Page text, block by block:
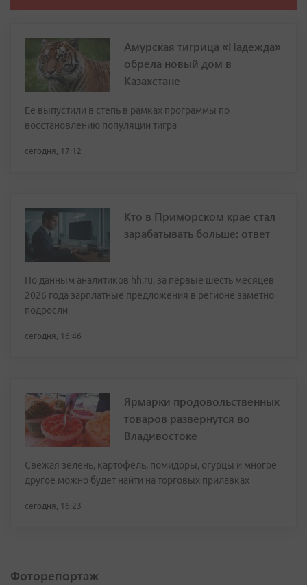
Амурская тигрица «Надежда»
обрела новый дом в
Казахстане
Ее выпустили в степь в рамках программы по
восстановлению популяции тигра
сегодня, 17:12
Кто в Приморском крае стал
зарабатывать больше: ответ
По данным аналитиков hh.ru, за первые шесть месяцев
2026 года зарплатные предложения в регионе заметно
подросли
сегодня, 16:46
Ярмарки продовольственных
товаров развернутся во
Владивостоке
Свежая зелень, картофель, помидоры, огурцы и многое
другое можно будет найти на торговых прилавках
сегодня, 16:23
Фоторепортаж